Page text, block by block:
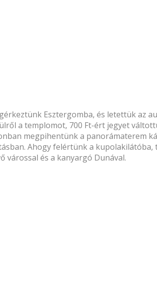
Esztergomba, és letettük az
a templomot, 700 Ft-ért jegyet
megpihentünk a panorámaterem
Ahogy felértünk a
várossal és a kanyargó Dunával.